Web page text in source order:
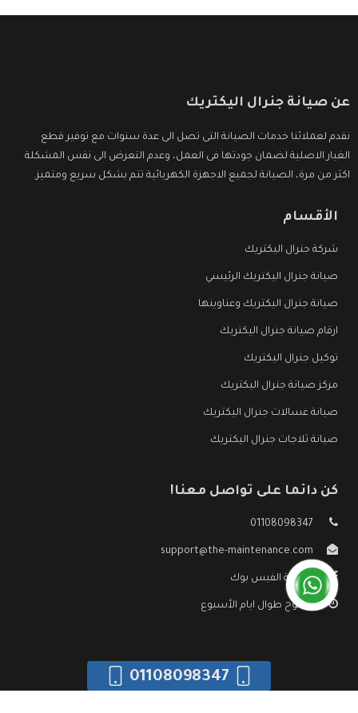
عن صيانة جنرال اليكتريك
نقدم لعملائنا خدمات الصيانة التى تصل الى عدة سنوات مع توفير قطع
الغيار الاصلية لضمان جودتها فى العمل، وعدم التعرض الى نفس المشكلة
اكثر من مرة، الصيانة لجميع الاجهزة الكهربائية تتم بشكل سريع ومتميز.
الأقسام
شركة جنرال اليكتريك
صيانة جنرال اليكتريك الرئيسي
صيانة جنرال اليكتريك وعناوينها
ارقام صيانة جنرال اليكتريك
توكيل جنرال اليكتريك
مركز صيانة جنرال اليكتريك
صيانة غسالات جنرال اليكتريك
صيانة ثلاجات جنرال اليكتريك
كن دائما على تواصل معنا!
01108098347
support@the-maintenance.com
صفحة الفيس بوك
مفتوح طوال ايام الأسبوع
01108098347